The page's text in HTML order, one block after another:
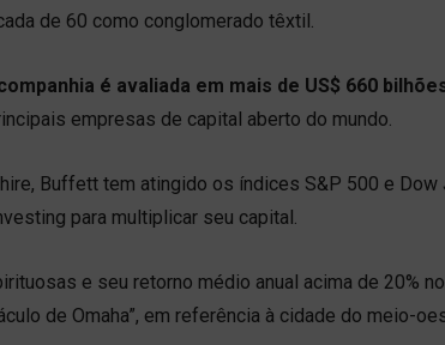
de 60 como conglomerado têxtil.
é avaliada em mais de US$ 660
empresas de capital aberto do mundo.
Buffett tem atingido os índices S&P 500 e
para multiplicar seu capital.
e seu retorno médio anual acima de 20%
de Omaha”, em referência à cidade do meio-